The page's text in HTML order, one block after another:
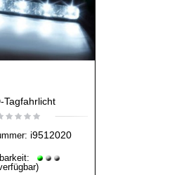
Tagfahrlicht
i9512020